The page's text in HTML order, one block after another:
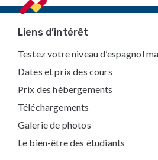
FooterLiens d’intérêt
Testez votre niveau d’espagnol
Dates et prix des cours
Prix des hébergements
Téléchargements
Galerie de photos
Le bien-être des étudiants